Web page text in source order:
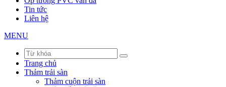
Tin tức
Liên hệ
MENU
Trang chủ
Thảm trải sàn
Thảm cuộn trải sàn